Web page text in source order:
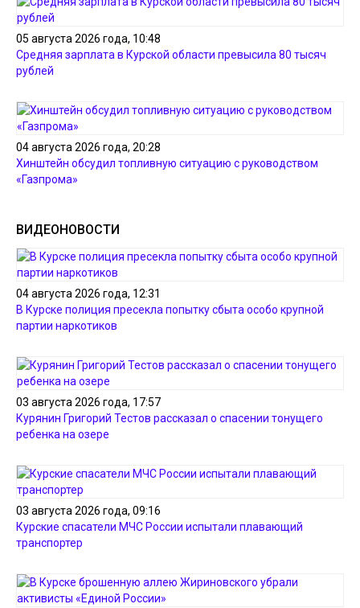
05 августа 2026 года, 10:48
Средняя зарплата в Курской области превысила 80 тысяч
рублей
04 августа 2026 года, 20:28
Хинштейн обсудил топливную ситуацию с руководством
«Газпрома»
ВИДЕОНОВОСТИ
04 августа 2026 года, 12:31
В Курске полиция пресекла попытку сбыта особо крупной
партии наркотиков
03 августа 2026 года, 17:57
Курянин Григорий Тестов рассказал о спасении тонущего
ребенка на озере
03 августа 2026 года, 09:16
Курские спасатели МЧС России испытали плавающий
транспортер